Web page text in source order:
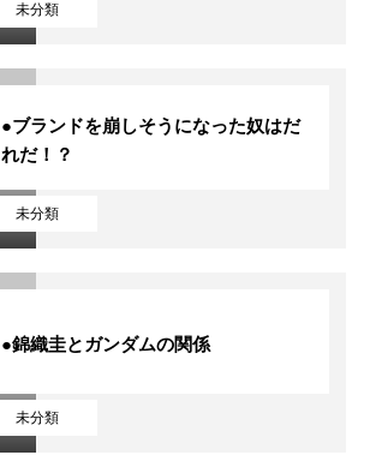
未分類
未分類
●ブランドを崩しそうになった奴はだ
れだ！？
未分類
●錦織圭とガンダムの関係